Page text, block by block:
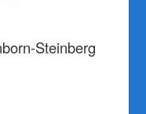
Steinberg